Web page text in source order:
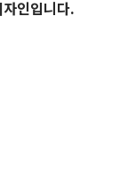
인입니다.